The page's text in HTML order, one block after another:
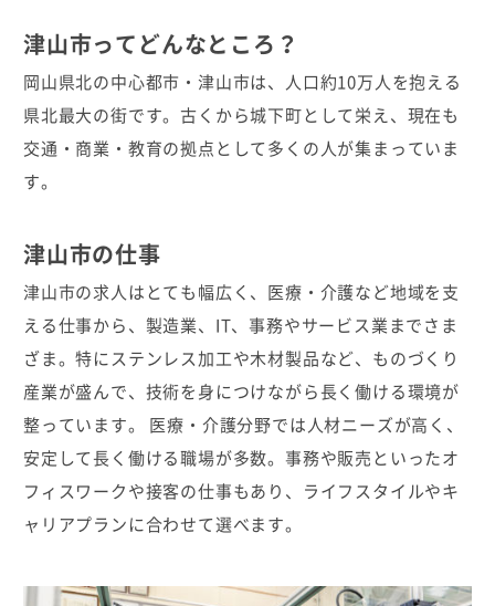
津山市ってどんなところ？
岡山県北の中心都市・津山市は、人口約10万人を抱える
県北最大の街です。古くから城下町として栄え、現在も
交通・商業・教育の拠点として多くの人が集まっていま
す。
津山市の仕事
津山市の求人はとても幅広く、医療・介護など地域を支
える仕事から、製造業、IT、事務やサービス業までさま
ざま。特にステンレス加工や木材製品など、ものづくり
産業が盛んで、技術を身につけながら長く働ける環境が
整っています。 医療・介護分野では人材ニーズが高く、
安定して長く働ける職場が多数。事務や販売といったオ
フィスワークや接客の仕事もあり、ライフスタイルやキ
ャリアプランに合わせて選べます。